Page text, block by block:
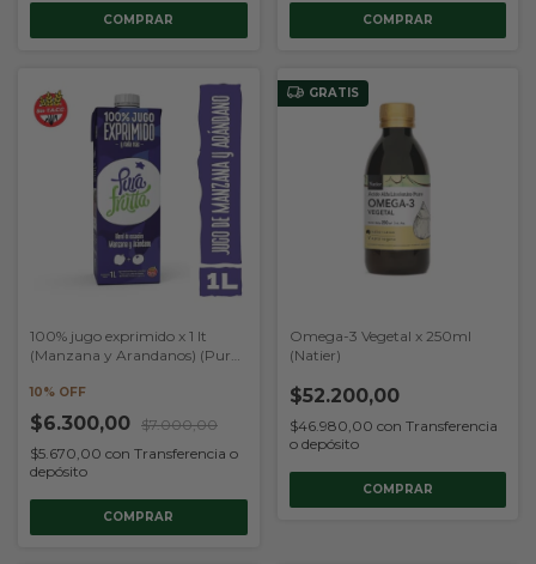
COMPRAR COMPRAR
100% jugo exprimido x 1 lt
(Manzana y Arandanos) (Pura
10% OFF
$6.300,00 $7.000,00
$5.670,00 con Transferencia o
depósito
GRATIS
Omega-3 Vegetal x 250ml
(Natier)
$52.200,00
$46.980,00 con Transferencia
o depósito